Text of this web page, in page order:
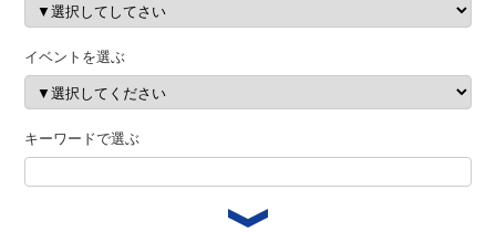
イベントを選ぶ
キーワードで選ぶ